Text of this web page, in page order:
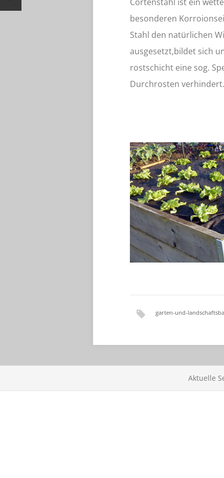
besonderen
Stahl den natürlichen
ausgesetzt,bildet sich
rostschicht eine sog.
Durchrosten verhindert.
garten-und-
Aktuelle